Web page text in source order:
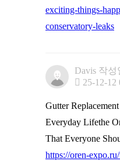
exciting-things-
conservatory-leaks
Davis 작성
25-12-12
Gutter
Everyday Lifethe
That Everyone
https://oren-